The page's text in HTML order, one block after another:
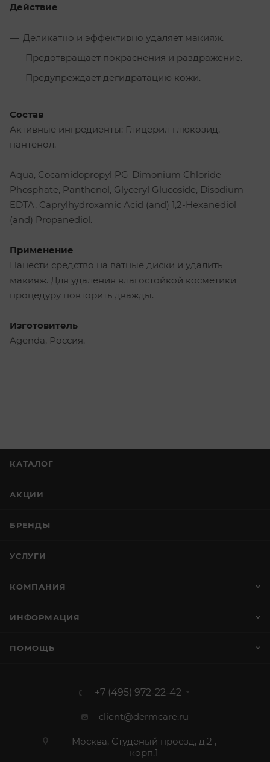
Действие
Деликатно и эффективно удаляет макияж.
Предотвращает покраснения и раздражение.
Предупреждает дегидратацию кожи.
Состав
Активные ингредиенты: Глицерил глюкозид,
пантенол.
Aqua, Cocamidopropyl PG-Dimonium Chloride
Phosphate, Panthenol, Glyceryl Glucoside, Disodium
EDTA, Caprylhydroxamic Acid (and) 1,2-Hexanediol
(and) Propanediol.
Применение
Нанести средство на ватные диски и удалить
макияж. Для удаления влагостойкой косметики
процедуру повторить дважды.
Изготовитель
Agenda, Россия.
КАТАЛОГ
АКЦИИ
БРЕНДЫ
УСЛУГИ
КОМПАНИЯ
ИНФОРМАЦИЯ
ПОМОЩЬ
+7 (495) 972-22-42
client@dermcare.ru
Москва, Студеный проезд, д.2 ,
корп.1